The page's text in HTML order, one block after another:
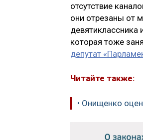
отсутствие
они отрезаны от
девятиклассника
которая тоже
депутат
Читайте также:
• Онищенко